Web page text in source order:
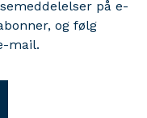
på e-
og følg
mail.